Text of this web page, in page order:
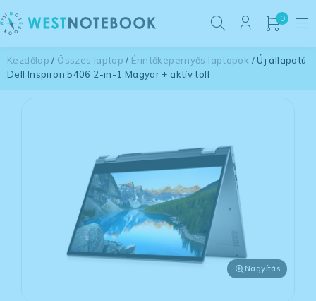
0
Kezdőlap / Összes laptop / Érintőképernyős laptopok / Új állapotú
Dell Inspiron 5406 2-in-1 Magyar + aktív toll
Nagyítás